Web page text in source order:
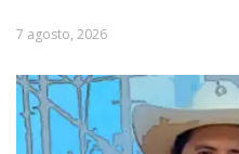
7 agosto, 2026